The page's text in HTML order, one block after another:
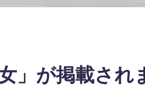
」が掲載され